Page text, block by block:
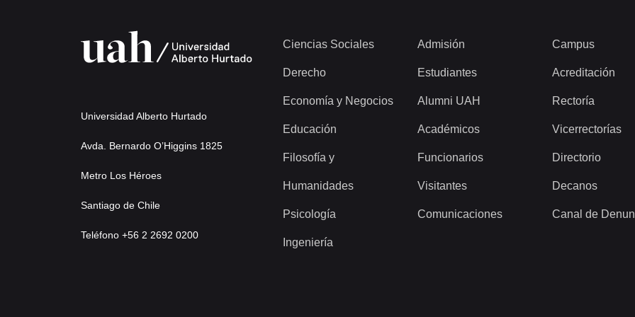
Universidad Alberto Hurtado
Avda. Bernardo O’Higgins 1825
Metro Los Héroes
Santiago de Chile
Teléfono +56 2 2692 0200
Ciencias Sociales
Derecho
Economía y Negocios
Educación
Filosofía y
Humanidades
Psicología
Ingeniería
Admisión
Estudiantes
Alumni UAH
Académicos
Funcionarios
Visitantes
Comunicaciones
Campus
Acreditación
Rectoría
Vicerrectorías
Directorio
Decanos
Canal de